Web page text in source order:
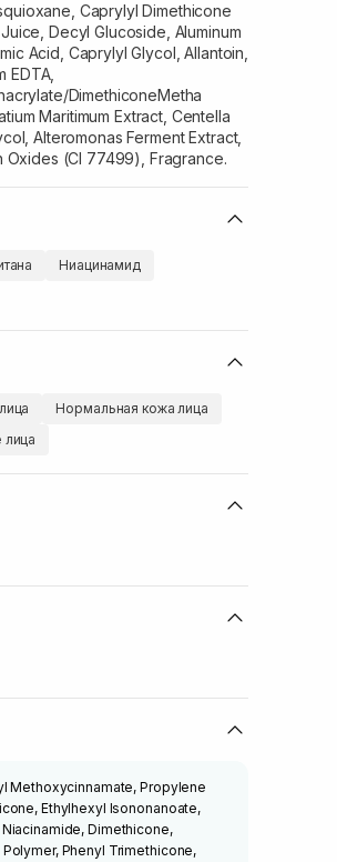
Caprylyl Dimethicone
Decyl Glucoside, Aluminum
Acid, Caprylyl Glycol, Allantoin,
EDTA,
DimethiconeMetha
Maritimum Extract, Centella
Alteromonas Ferment Extract,
Oxides (CI 77499), Fragrance.
Ниацинамид
Нормальная кожа лица
Methoxycinnamate, Propylene
Ethylhexyl Isononanoate,
Dimethicone,
Phenyl Trimethicone,